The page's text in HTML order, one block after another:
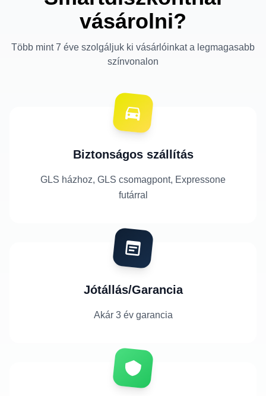
vásárolni?
Több mint 7 éve szolgáljuk ki vásárlóinkat a legmagasabb
színvonalon
Biztonságos szállítás
GLS házhoz, GLS csomagpont, Expressone
futárral
Jótállás/Garancia
Akár 3 év garancia